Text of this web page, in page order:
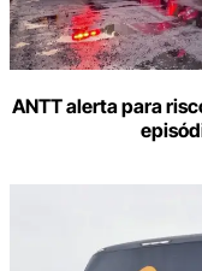
ANTT alerta para